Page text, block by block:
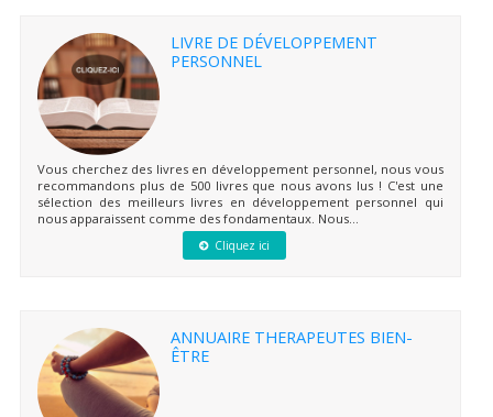
LIVRE DE DÉVELOPPEMENT
PERSONNEL
Vous cherchez des livres en développement personnel, nous vous
recommandons plus de 500 livres que nous avons lus ! C'est une
sélection des meilleurs livres en développement personnel qui
nous apparaissent comme des fondamentaux. Nous...
Cliquez ici
ANNUAIRE THERAPEUTES BIEN-
ÊTRE